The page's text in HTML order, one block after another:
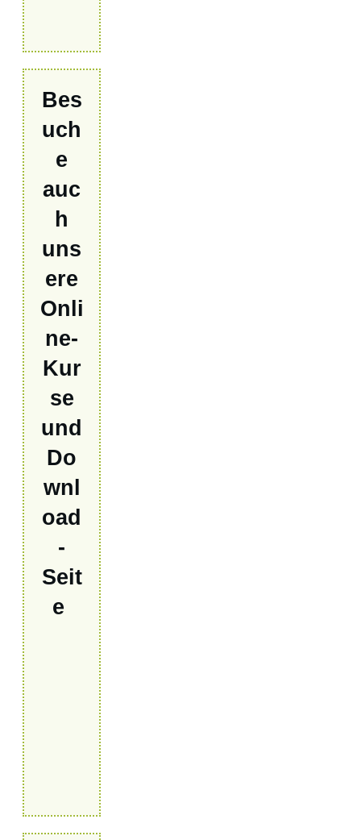
Bes
uch
e
auc
h
uns
ere
Onli
ne-
Kur
se
und
Do
wnl
oad
-
Seit
e